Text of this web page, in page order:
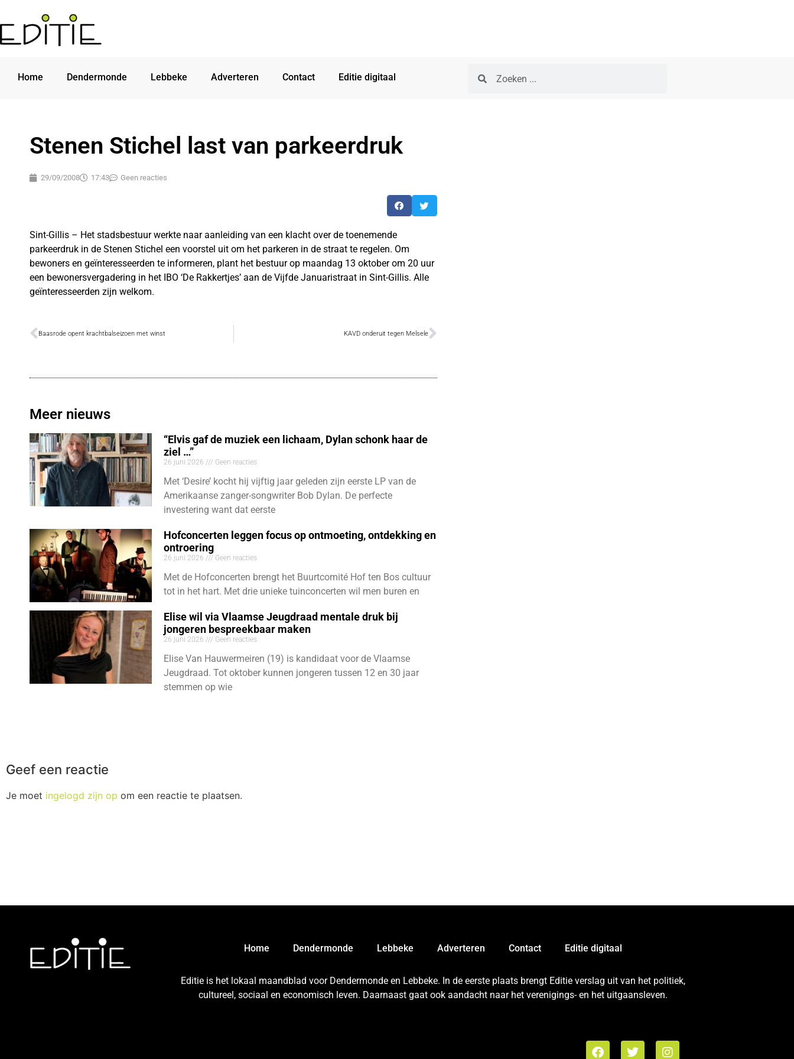
Home Dendermonde Lebbeke Adverteren Contact Editie digitaal
Stenen Stichel last van parkeerdruk
29/09/2008 17:43 Geen reacties
Sint-Gillis – Het stadsbestuur werkte naar aanleiding van een klacht over de toenemende
parkeerdruk in de Stenen Stichel een voorstel uit om het parkeren in de straat te regelen. Om
bewoners en geïnteresseerden te informeren, plant het bestuur op maandag 13 oktober om 20 uur
een bewonersvergadering in het IBO ‘De Rakkertjes’ aan de Vijfde Januaristraat in Sint-Gillis. Alle
geïnteresseerden zijn welkom.
Baasrode opent krachtbalseizoen met winst KAVD onderuit tegen Melsele
Meer nieuws
“Elvis gaf de muziek een lichaam, Dylan schonk haar de
ziel …”
26 juni 2026 Geen reacties
Met ‘Desire’ kocht hij vijftig jaar geleden zijn eerste LP van de
Amerikaanse zanger-songwriter Bob Dylan. De perfecte
investering want dat eerste
Hofconcerten leggen focus op ontmoeting, ontdekking en
ontroering
26 juni 2026 Geen reacties
Met de Hofconcerten brengt het Buurtcomité Hof ten Bos cultuur
tot in het hart. Met drie unieke tuinconcerten wil men buren en
Elise wil via Vlaamse Jeugdraad mentale druk bij
jongeren bespreekbaar maken
26 juni 2026 Geen reacties
Elise Van Hauwermeiren (19) is kandidaat voor de Vlaamse
Jeugdraad. Tot oktober kunnen jongeren tussen 12 en 30 jaar
stemmen op wie
Geef een reactie
Je moet ingelogd zijn op om een reactie te plaatsen.
Home Dendermonde Lebbeke Adverteren Contact Editie digitaal
Editie is het lokaal maandblad voor Dendermonde en Lebbeke. In de eerste plaats brengt Editie verslag uit van het politiek,
cultureel, sociaal en economisch leven. Daarnaast gaat ook aandacht naar het verenigings- en het uitgaansleven.